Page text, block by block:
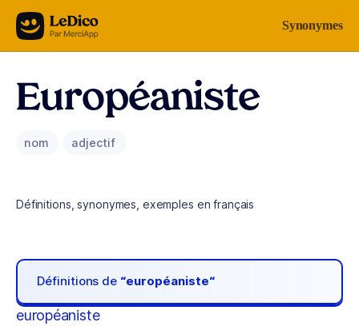
Aller au contenu Synonymes
Européaniste
nom adjectif
Définitions, synonymes, exemples en français
Définitions de “européaniste“
européaniste